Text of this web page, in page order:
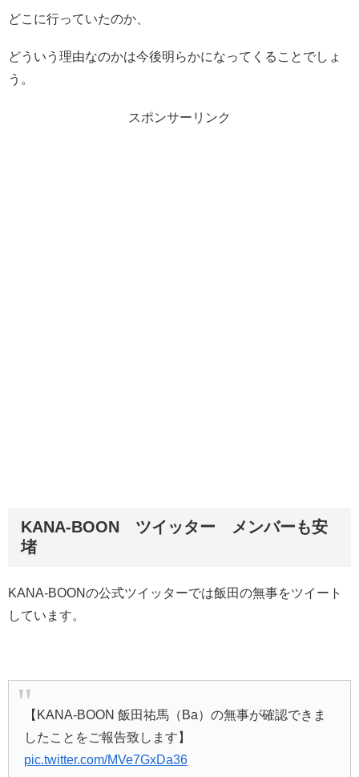
どこに行っていたのか、
どういう理由なのかは今後明らかになってくることでしょ
う。
スポンサーリンク
KANA-BOON ツイッター メンバーも安
堵
KANA-BOONの公式ツイッターでは飯田の無事をツイート
しています。
【KANA-BOON 飯田祐馬（Ba）の無事が確認できま
したことをご報告致します】
pic.twitter.com/MVe7GxDa36